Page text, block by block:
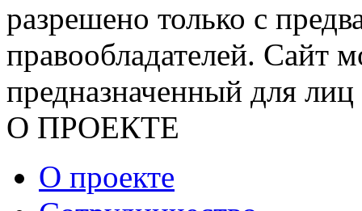
разрешено только с
правообладателей. Сайт
предназначенный для
О ПРОЕКТЕ
О проекте